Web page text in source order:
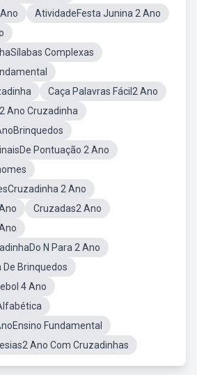
AtividadeFesta Junina 2 Ano
Complexas
Caça Palavras Fácil2 Ano
Ano Cruzadinha
Pontuação 2 Ano
2 Ano
Cruzadas2 Ano
N Para 2 Ano
Brinquedos
4 Ano
Fundamental
Ano Com Cruzadinhas